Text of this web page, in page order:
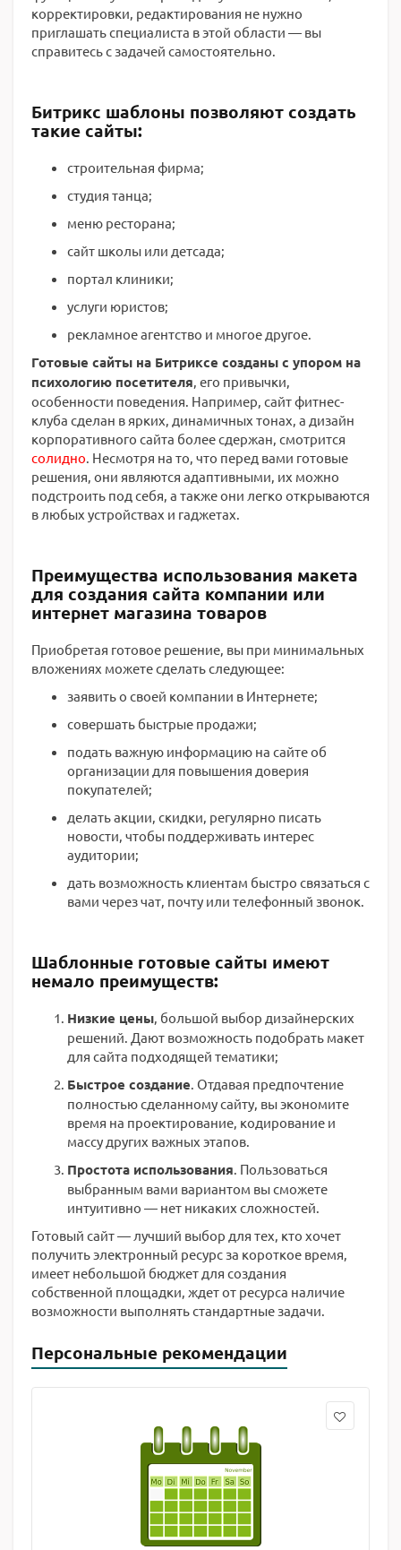
корректировки, редактирования не нужно
приглашать специалиста в этой области — вы
справитесь с задачей самостоятельно.
Битрикс шаблоны позволяют создать
такие сайты:
строительная фирма;
студия танца;
меню ресторана;
сайт школы или детсада;
портал клиники;
услуги юристов;
рекламное агентство и многое другое.
Готовые сайты на Битриксе созданы с упором на
психологию посетителя, его привычки,
особенности поведения. Например, сайт фитнес-
клуба сделан в ярких, динамичных тонах, а дизайн
корпоративного сайта более сдержан, смотрится
солидно. Несмотря на то, что перед вами готовые
решения, они являются адаптивными, их можно
подстроить под себя, а также они легко открываются
в любых устройствах и гаджетах.
Преимущества использования макета
для создания сайта компании или
интернет магазина товаров
Приобретая готовое решение, вы при минимальных
вложениях можете сделать следующее:
заявить о своей компании в Интернете;
совершать быстрые продажи;
подать важную информацию на сайте об
организации для повышения доверия
покупателей;
делать акции, скидки, регулярно писать
новости, чтобы поддерживать интерес
аудитории;
дать возможность клиентам быстро связаться с
вами через чат, почту или телефонный звонок.
Шаблонные готовые сайты имеют
немало преимуществ:
Низкие цены, большой выбор дизайнерских
решений. Дают возможность подобрать макет
для сайта подходящей тематики;
Быстрое создание. Отдавая предпочтение
полностью сделанному сайту, вы экономите
время на проектирование, кодирование и
массу других важных этапов.
Простота использования. Пользоваться
выбранным вами вариантом вы сможете
интуитивно — нет никаких сложностей.
Готовый сайт — лучший выбор для тех, кто хочет
получить электронный ресурс за короткое время,
имеет небольшой бюджет для создания
собственной площадки, ждет от ресурса наличие
возможности выполнять стандартные задачи.
Персональные рекомендации